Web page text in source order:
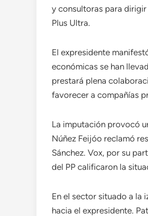
y consultoras para
Plus Ultra.
El expresidente
económicas se han
prestará plena
favorecer a compañías
La imputación provocó
Núñez Feijóo reclamó
Sánchez. Vox, por su
del PP calificaron la
En el sector situado a la
hacia el expresidente.